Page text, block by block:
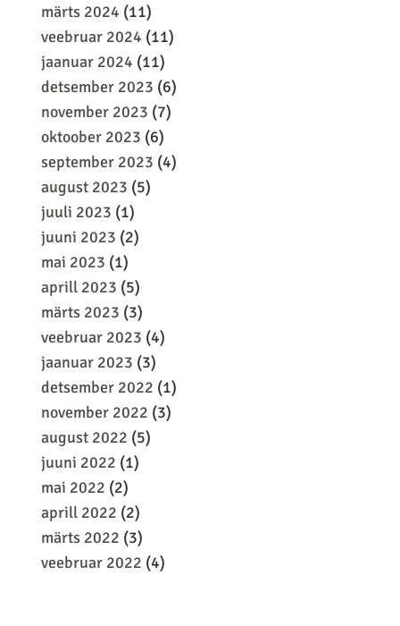
märts 2024 (11)
veebruar 2024 (11)
jaanuar 2024 (11)
detsember 2023 (6)
november 2023 (7)
oktoober 2023 (6)
september 2023 (4)
august 2023 (5)
juuli 2023 (1)
juuni 2023 (2)
mai 2023 (1)
aprill 2023 (5)
märts 2023 (3)
veebruar 2023 (4)
jaanuar 2023 (3)
detsember 2022 (1)
november 2022 (3)
august 2022 (5)
juuni 2022 (1)
mai 2022 (2)
aprill 2022 (2)
märts 2022 (3)
veebruar 2022 (4)